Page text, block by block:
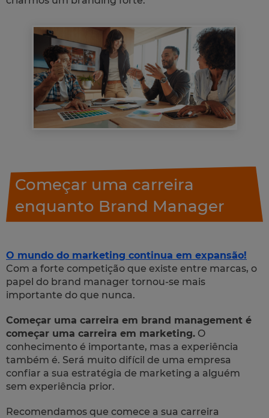
Começar uma carreira
enquanto Brand Manager
O mundo do marketing continua em expansão!
Com a forte competição que existe entre marcas, o
papel do brand manager tornou-se mais
importante do que nunca.
Começar uma carreira em brand management é
começar uma carreira em marketing. O
conhecimento é importante, mas a experiência
também é. Será muito difícil de uma empresa
confiar a sua estratégia de marketing a alguém
sem experiência prior.
Recomendamos que comece a sua carreira